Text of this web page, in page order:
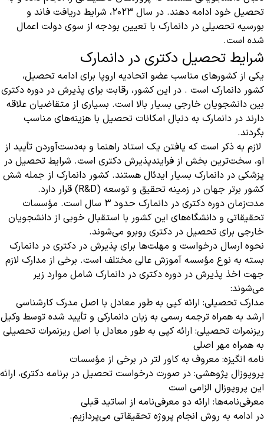
تحصیل خود ادامه دهند. در سال 2023، شرایط دریافت فاند و
بورسیه تحصیلی در دانمارک با تعیین بودجه از سوی دولت اعمال
شده است.
شرایط تحصیل دکتری در دانمارک
یکی از کشورهای مناسب عضو اتحادیه اروپا برای ادامه تحصیل،
کشور دانمارک است . در این کشور، رقابت برای پذیرش در دوره دکتری
بین دانشجویان خارجی بسیار بالا است. بسیاری از متقاضیان علاقه
دارند در دانمارک به دنبال امکانات تحصیل با هزینه‌های مناسب
بگردند.
لازم به ذکر است که یافتن یک استاد راهنما و به‌دست‌آوردن تأیید از
او، سخت‌ترین بخش از فرایندپذیرش دکتری است. شرایط تحصیل در
پزشکی در دانمارک بسیار ایدئال هستند. کشور دانمارک از جمله شش
کشور برتر جهان در زمینه تحقیق و توسعه (R&D) قرار دارد.
مدت‌زمان دوره دکتری در دانمارک حدود ۳ سال است. مؤسسات
تحقیقاتی و دانشگاه‌های این کشور با استقبال خوبی از دانشجویان
خارجی برای تحصیل در دکتری روبرو می‌شوند.
نحوه ارسال درخواست و مهلت‌ها برای پذیرش در دکتری در دانمارک
بسته به نوع مؤسسه آموزش عالی مختلف است. برخی از مدارک لازم
جهت اخذ پذیرش در دوره دکتری در دانمارک شامل موارد زیر
می‌شوند:
مدارک تحصیلی: ارائه کپی به طور معادل با اصل مدرک کارشناسی
ارشد به همراه ترجمه رسمی به زبان دانمارکی و تأیید شده توسط وکیل
ریزنمرات تحصیلی: ارائه کپی به طور معادل با اصل ریزنمرات تحصیلی
به همراه مهر اصلی
نامه انگیزه: معروف به کاور لتر در برخی از مؤسسات
پروپوزال پژوهشی: در صورت درخواست تحصیل در برنامه دکتری، ارائه
این پروپوزال الزامی است
معرفی‌نامه‌ها: ارائه دو معرفی‌نامه از اساتید قبلی
در ادامه به روش انجام پروژه تحقیقاتی می‌پردازیم.